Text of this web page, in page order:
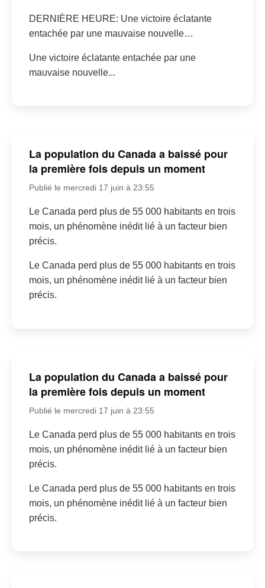
DERNIÈRE HEURE: Une victoire éclatante
entachée par une mauvaise nouvelle…
Une victoire éclatante entachée par une
mauvaise nouvelle...
La population du Canada a baissé pour
la première fois depuis un moment
Publié le mercredi 17 juin à 23:55
Le Canada perd plus de 55 000 habitants en trois
mois, un phénomène inédit lié à un facteur bien
précis.
Le Canada perd plus de 55 000 habitants en trois
mois, un phénomène inédit lié à un facteur bien
précis.
La population du Canada a baissé pour
la première fois depuis un moment
Publié le mercredi 17 juin à 23:55
Le Canada perd plus de 55 000 habitants en trois
mois, un phénomène inédit lié à un facteur bien
précis.
Le Canada perd plus de 55 000 habitants en trois
mois, un phénomène inédit lié à un facteur bien
précis.